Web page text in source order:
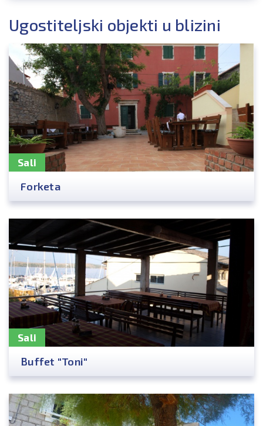
Ugostiteljski objekti u blizini
Sali
Forketa
Sali
Buffet "Toni"